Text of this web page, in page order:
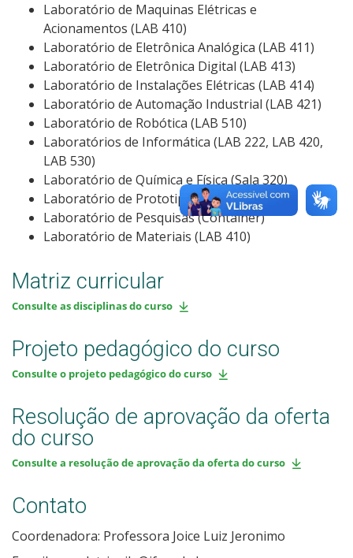
Laboratório de Maquinas Elétricas e
Acionamentos (LAB 410)
Laboratório de Eletrônica Analógica (LAB 411)
Laboratório de Eletrônica Digital (LAB 413)
Laboratório de Instalações Elétricas (LAB 414)
Laboratório de Automação Industrial (LAB 421)
Laboratório de Robótica (LAB 510)
Laboratórios de Informática (LAB 222, LAB 420,
LAB 530)
Laboratório de Química e Física (Sala 320)
Laboratório de Prototipagem (Sala 315)
Laboratório de Pesquisas (Container)
Laboratório de Materiais (LAB 410)
Matriz curricular
Consulte as disciplinas do curso
Projeto pedagógico do curso
Consulte o projeto pedagógico do curso
Resolução de aprovação da oferta
do curso
Consulte a resolução de aprovação da oferta do curso
Contato
Coordenadora: Professora Joice Luiz Jeronimo